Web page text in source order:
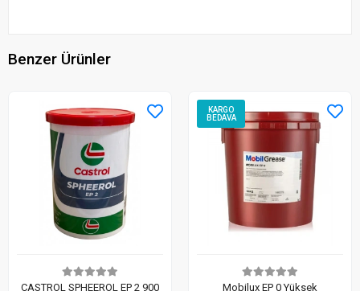
Benzer Ürünler
CASTROL SPHEEROL EP 2 900
KARGO
BEDAVA
Mobilux EP 0 Yüksek